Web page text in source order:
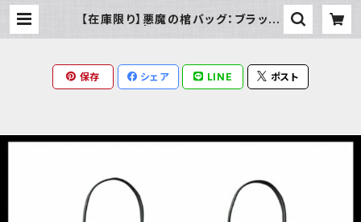
【在庫限り】悪魔の棺バッグ：ブラック
保存 シェア LINE ポスト